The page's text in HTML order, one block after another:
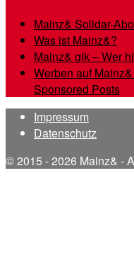
Mainz& Solidar-
Was ist Mainz&?
Mainz& gik – Wer
Werben auf
Sponsored Posts
Impressum
Datenschutz
© 2015 - 2026 Mainz& -